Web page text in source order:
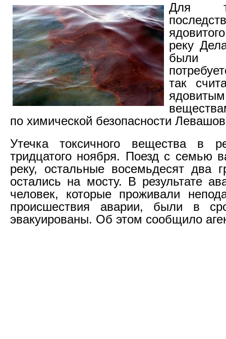
Для
реку
были
так
по химической безопасности
Утечка токсичного вещества в
тридцатого ноября. Поезд с семью
реку, остальные восемьдесят два
остались на мосту. В результате
человек, которые проживали
происшествия аварии, были в
эвакуированы. Об этом сообщило